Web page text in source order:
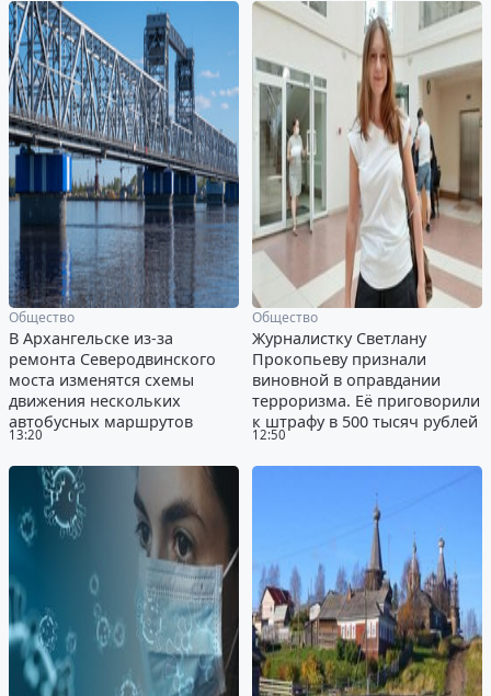
13:20
Общество
В Архангельске из-за
ремонта Северодвинского
моста изменятся схемы
движения нескольких
автобусных маршрутов
12:50
Общество
Журналистку Светлану
Прокопьеву признали
виновной в оправдании
терроризма. Её приговорили
к штрафу в 500 тысяч рублей